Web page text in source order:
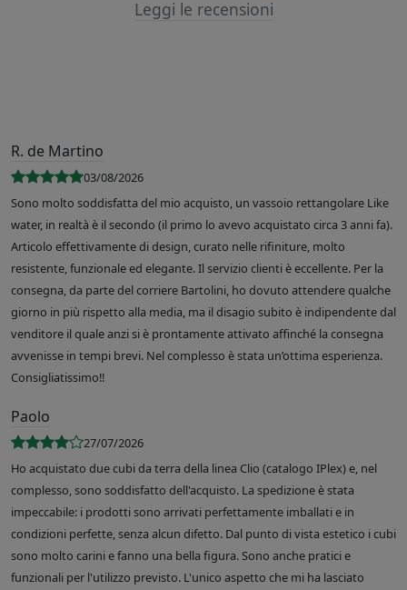
Leggi le recensioni
R. de Martino
03/08/2026
Sono molto soddisfatta del mio acquisto, un vassoio rettangolare Like
water, in realtà è il secondo (il primo lo avevo acquistato circa 3 anni fa).
Articolo effettivamente di design, curato nelle rifiniture, molto
resistente, funzionale ed elegante. Il servizio clienti è eccellente. Per la
consegna, da parte del corriere Bartolini, ho dovuto attendere qualche
giorno in più rispetto alla media, ma il disagio subito è indipendente dal
venditore il quale anzi si è prontamente attivato affinché la consegna
avvenisse in tempi brevi. Nel complesso è stata un’ottima esperienza.
Consigliatissimo!!
Paolo
27/07/2026
Ho acquistato due cubi da terra della linea Clio (catalogo IPlex) e, nel
complesso, sono soddisfatto dell'acquisto. La spedizione è stata
impeccabile: i prodotti sono arrivati perfettamente imballati e in
condizioni perfette, senza alcun difetto. Dal punto di vista estetico i cubi
sono molto carini e fanno una bella figura. Sono anche pratici e
funzionali per l'utilizzo previsto. L'unico aspetto che mi ha lasciato